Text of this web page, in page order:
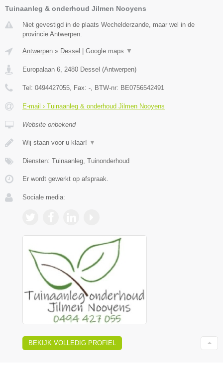
Tuinaanleg & onderhoud Jilmen Nooyens
Niet gevestigd in de plaats Wechelderzande, maar wel in de
provincie Antwerpen.
Antwerpen » Dessel Google maps ▼
Europalaan 6 2480 Dessel (Antwerpen)
Tel: 0494427055 , Fax: - , BTW-nr: BE0756542491
E-mail › Tuinaanleg & onderhoud Jilmen Nooyens
Website onbekend
Wij staan voor u klaar! ▼
Diensten: Tuinaanleg, Tuinonderhoud
Er wordt gewerkt op afspraak.
Sociale media:
BEKIJK VOLLEDIG PROFIEL